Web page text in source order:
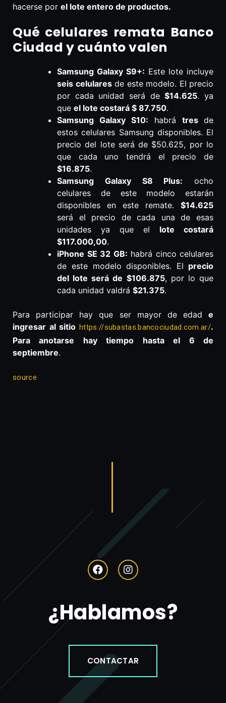
hacerse por el lote entero de productos.
Qué celulares remata Banco
Ciudad y cuánto valen
Samsung Galaxy S9+: Este lote incluye
seis celularesde este modelo. El precio
por cada unidad será de$14.625. ya
que el lote costará $ 87.750.
Samsung Galaxy S10: habrá tres de
estos celulares Samsung disponibles. El
precio del lote será de $50.625, por lo
que cada uno tendrá el precio de
$16.875.
Samsung Galaxy S8 Plus: ocho
celulares de este modelo estarán
disponibles en este remate. $14.625
será el precio de cada una de esas
unidades ya que el lote costará
$117.000,00.
iPhone SE 32 GB: habrá cinco celulares
de este modelo disponibles. El precio
del lote será de $106.875, por lo que
cada unidad valdrá $21.375.
Para participar hay que ser mayor de edad e
ingresar al sitiohttps://subastas.bancociudad.com.ar/.
Para anotarse hay tiempo hastael 6 de
septiembre.
source
¿Hablamos?
CONTACTAR